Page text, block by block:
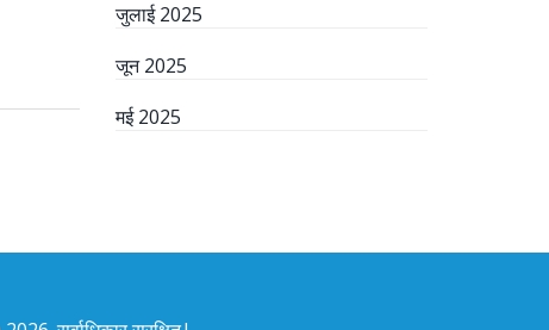
जुलाई 2025
जून 2025
मई 2025